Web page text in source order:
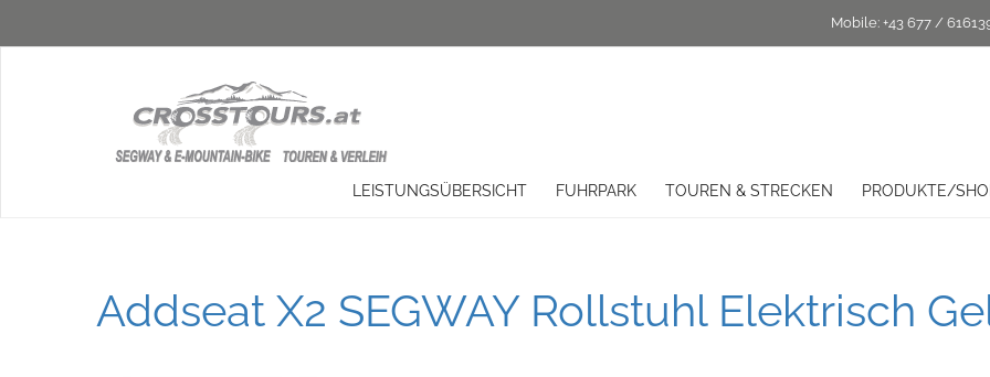
Mobile: +43 677 /
LEISTUNGSÜBERSICHT FUHRPARK TOUREN & STRECKEN PRODUKTE/
Addseat X2 SEGWAY Rollstuhl Elektrisch